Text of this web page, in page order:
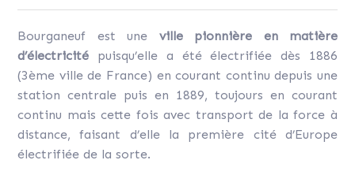
Bourganeuf est une ville pionnière en matière
d’électricité puisqu’elle a été électrifiée dès 1886
(3ème ville de France) en courant continu depuis une
station centrale puis en 1889, toujours en courant
continu mais cette fois avec transport de la force à
distance, faisant d’elle la première cité d’Europe
électrifiée de la sorte.